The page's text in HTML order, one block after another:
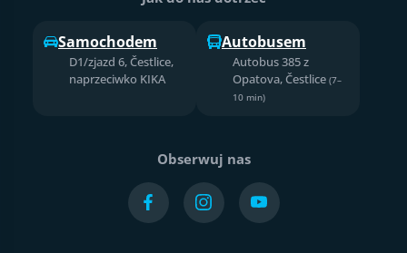
Samochodem
D1/zjazd 6, Čestlice,
naprzeciwko KIKA
Autobusem
Autobus 385 z
Opatova, Čestlice (7–
10 min)
Obserwuj nas